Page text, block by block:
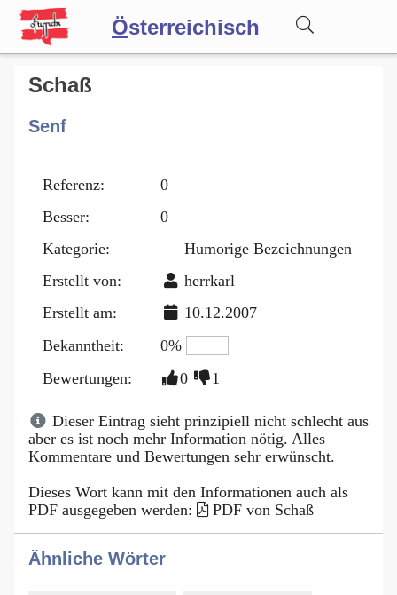
Österreichisch
Wörterbuch
Forum
Blog
Schaß
Senf
Referenz:
0
Besser:
0
Kategorie:
Humorige Bezeichnungen
Erstellt von:
herrkarl
Erstellt am:
10.12.2007
Bekanntheit:
0%
Bewertungen:
0 1
Dieser Eintrag sieht prinzipiell nicht schlecht aus
aber es ist noch mehr Information nötig. Alles
Kommentare und Bewertungen sehr erwünscht.
Dieses Wort kann mit den Informationen auch als
PDF ausgegeben werden:
PDF von Schaß
Ähnliche Wörter